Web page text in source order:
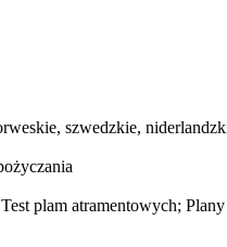
szwedzkie,
plam atramentowych;